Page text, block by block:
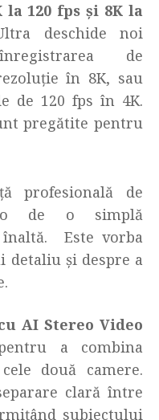
la 120 fps și 8K la
deschide noi
de
în 8K, sau
de 120 fps în 4K.
pregătite pentru
profesională de
de o simplă
Este vorba
detaliu și despre a
AI Stereo Video
a combina
două camere.
clară între
subiectului